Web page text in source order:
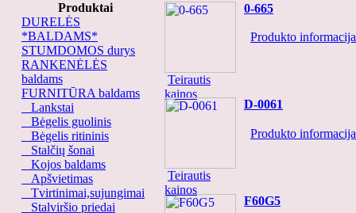
Produktai
DURELĖS
*BALDAMS*
STUMDOMOS durys
RANKENĖLĖS
baldams
FURNITŪRA baldams
Lankstai
Bėgelis guolinis
Bėgelis ritininis
Stalčių šonai
Kojos baldams
Apšvietimas
Tvirtinimai,sujungimai
Stalviršio priedai
Teirautis
kainos
0-665
Produkto
Teirautis
kainos
D-0061
Produkto
F60G5